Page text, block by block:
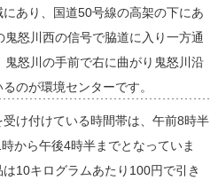
あり、国道50号線の高架の下にあ
怒川西の信号で脇道に入り一方通
怒川の手前で右に曲がり鬼怒川沿
のが環境センターです。
け付けている時間帯は、午前8時半
から午後4時半までとなっていま
10キログラムあたり100円で引き